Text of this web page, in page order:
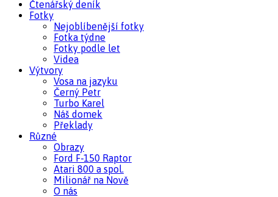
Čtenářský deník
Fotky
Nejoblíbenější fotky
Fotka týdne
Fotky podle let
Videa
Výtvory
Vosa na jazyku
Černý Petr
Turbo Karel
Náš domek
Překlady
Různé
Obrazy
Ford F-150 Raptor
Atari 800 a spol.
Milionář na Nově
O nás